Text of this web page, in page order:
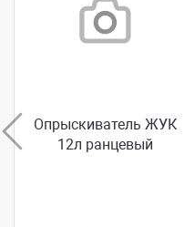
Опрыскиватель ЖУК
12л ранцевый